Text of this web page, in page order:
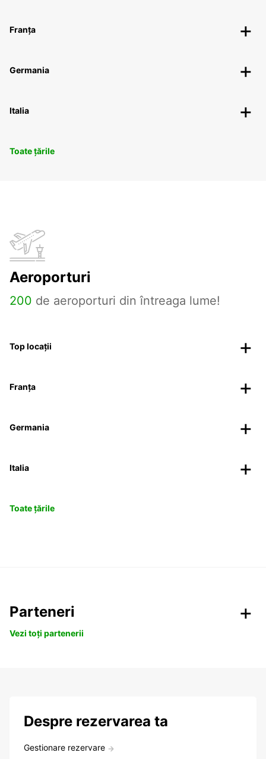
Franța
Germania
Italia
Toate țările
Aeroporturi
200 de aeroporturi din întreaga lume!
Top locații
Franța
Germania
Italia
Toate țările
Parteneri
Vezi toți partenerii
Despre rezervarea ta
Gestionare rezervare